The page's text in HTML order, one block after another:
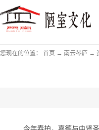
您现在的位置： 首页 → 南云琴庐 →
今年春拍，嘉德与中贤